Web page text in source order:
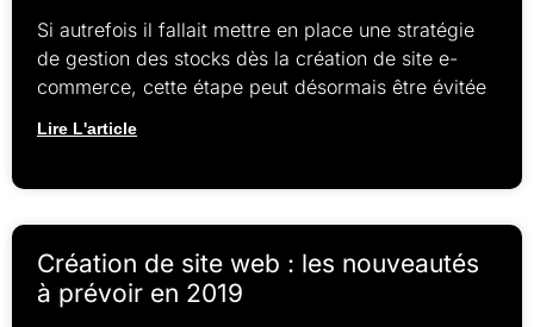
Si autrefois il fallait mettre en place une stratégie
de gestion des stocks dès la création de site e-
commerce, cette étape peut désormais être évitée
Lire L'article
Création de site web : les nouveautés
à prévoir en 2019